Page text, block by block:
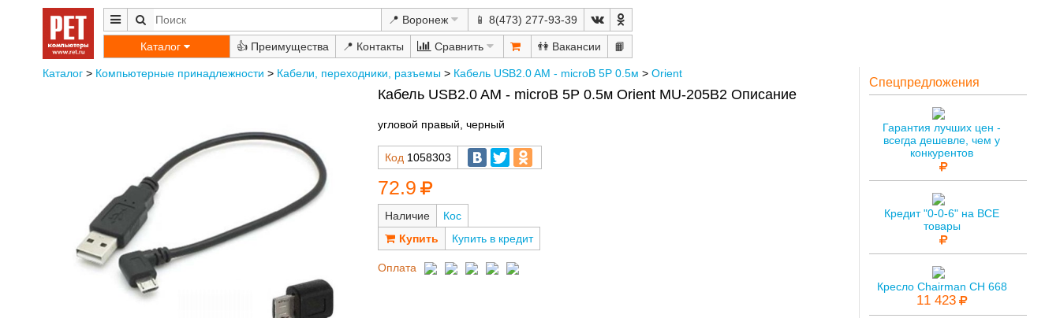
📍 Воронеж 📱 8(473) 277-93-39
Каталог 👍 📍 Сравнить 👫 📙
Каталог> Компьютерные принадлежности > Кабели, переходники, разъемы> Кабель USB2.0 AM - microB 5P 0.5м > Orient
Кабель USB2.0 AM - microB 5P 0.5м Orient MU-205B2 Описание
угловой правый, черный
Код 1058303
72.9
Наличие
Кос
Купить в кредит
Оплата
Спецпредложения
Гарантия лучших цен -
всегда дешевле, чем у
конкурентов
Кредит "0-0-6" на ВСЕ
товары
Кресло Chairman CH 668
11 423